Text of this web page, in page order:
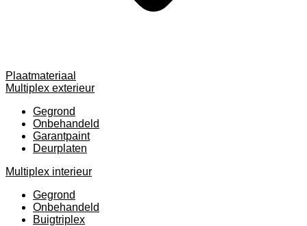
Plaatmateriaal
Multiplex exterieur
Gegrond
Onbehandeld
Garantpaint
Deurplaten
Multiplex interieur
Gegrond
Onbehandeld
Buigtriplex